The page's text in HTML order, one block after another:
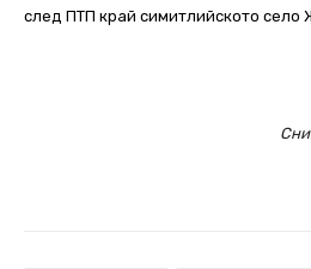
след ПТП край симитлийското село